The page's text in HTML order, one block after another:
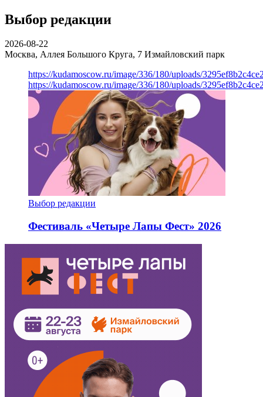
Выбор редакции
2026-08-22
Москва, Аллея Большого Круга, 7 Измайловский парк
https://kudamoscow.ru/image/336/180/uploads/
https://kudamoscow.ru/image/336/180/uploads/
Выбор редакции
Фестиваль «Четыре Лапы Фест» 2026